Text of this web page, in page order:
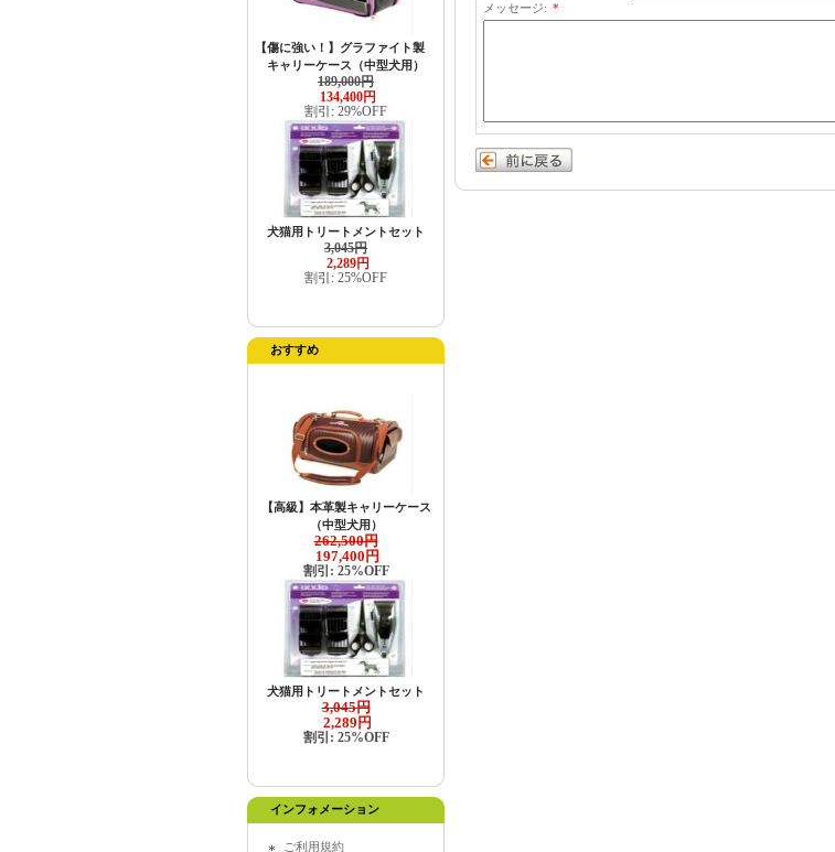
【傷に強い！】グラファイト製
キャリーケース（中型犬用）
189,000円
134,400円
割引: 29%OFF
犬猫用トリートメントセット
3,045円
2,289円
割引: 25%OFF
おすすめ
【高級】本革製キャリーケース
（中型犬用）
262,500円
197,400円
割引: 25%OFF
犬猫用トリートメントセット
3,045円
2,289円
割引: 25%OFF
インフォメーション
ご利用規約
メッセージ: *